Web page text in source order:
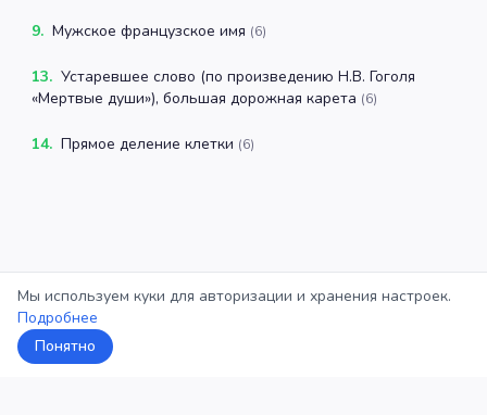
9. Мужское французское имя (6)
13. Устаревшее слово (по произведению Н.В. Гоголя
«Мертвые души»), большая дорожная карета (6)
14. Прямое деление клетки (6)
Мы используем куки для авторизации и хранения настроек.
Подробнее
Понятно